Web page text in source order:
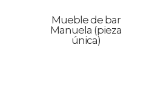
Mueble de bar
Manuela (pieza
única)